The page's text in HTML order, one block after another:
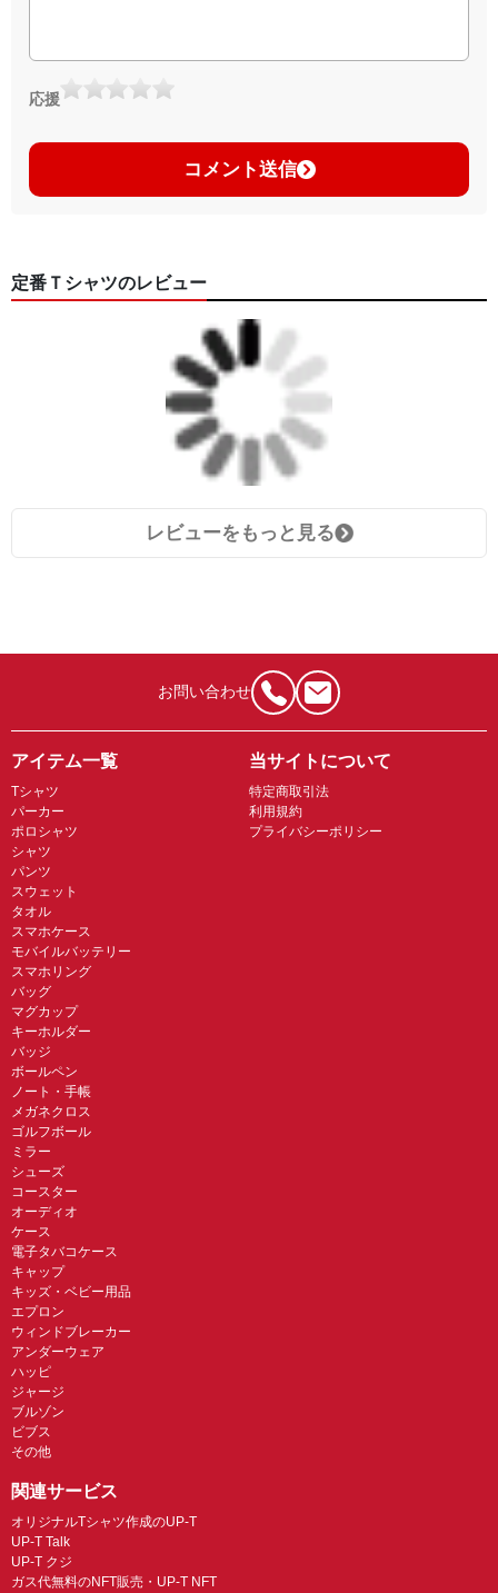
応援
コメント送信
定番Ｔシャツのレビュー
レビューをもっと見る
お問い合わせ
アイテム一覧
Tシャツ
パーカー
ポロシャツ
シャツ
パンツ
スウェット
タオル
スマホケース
モバイルバッテリー
スマホリング
バッグ
マグカップ
キーホルダー
バッジ
ボールペン
ノート・手帳
メガネクロス
ゴルフボール
ミラー
シューズ
コースター
オーディオ
ケース
電子タバコケース
キャップ
キッズ・ベビー用品
エプロン
ウィンドブレーカー
アンダーウェア
ハッピ
ジャージ
ブルゾン
ビブス
その他
当サイトについて
特定商取引法
利用規約
プライバシーポリシー
関連サービス
オリジナルTシャツ作成のUP-T
UP-T Talk
UP-T クジ
ガス代無料のNFT販売・UP-T NFT